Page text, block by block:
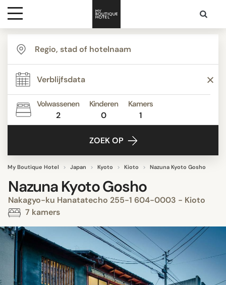
Bestemmingen
Hoteltypes
Contact
Volwassenen
2
Kinderen
0
Kamers
1
ZOEK OP
My Boutique Hotel Japan Kyoto Kioto Nazuna Kyoto Gosho
Nazuna Kyoto Gosho
Nakagyo-ku Hanatatecho 255-1 604-0003 - Kioto
7 kamers